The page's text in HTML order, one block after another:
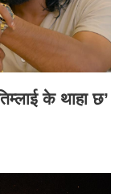
के थाहा छ’